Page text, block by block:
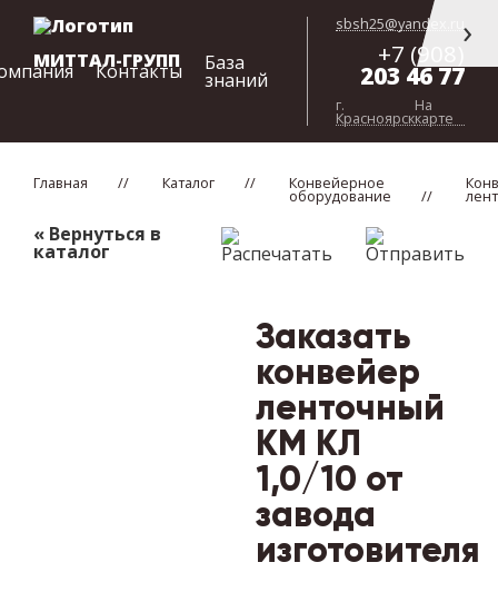
МИТТАЛ-ГРУПП
Контакты База
знаний
sbsh25@yandex.ru
+7 (908)
203 46 77
г.
Красноярск
На
карте
Главная Каталог Конвейерное
оборудование
« Вернуться в
каталог Распечатать Отправить
Заказать
конвейер
ленточный
КМ КЛ
1,0/10 от
завода
изготовителя